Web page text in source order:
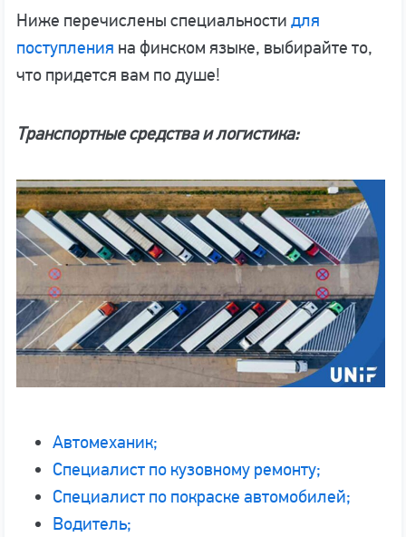
Ниже перечислены специальности для
поступления на финском языке, выбирайте то,
что придется вам по душе!
Транспортные средства и логистика:
Автомеханик;
Специалист по кузовному ремонту;
Специалист по покраске автомобилей;
Водитель;